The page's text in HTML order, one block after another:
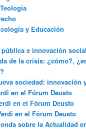
y Educación
pública e innovación social
de la crisis: ¿cómo?,
sociedad: innovación
en el Fórum Deusto
en el Fórum Deusto
en el Fórum Deusto
sobre la Actualidad